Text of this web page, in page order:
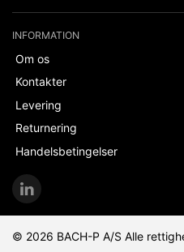
INFORMATION
Om os
Kontakter
Levering
Returnering
Handelsbetingelser
© 2026 BACH-P A/S Alle